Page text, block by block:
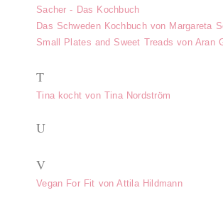
Sacher - Das Kochbuch
Das Schweden Kochbuch von Margareta
Small Plates and Sweet Treads von Aran
T
Tina kocht von Tina Nordström
U
V
Vegan For Fit von Attila Hildmann